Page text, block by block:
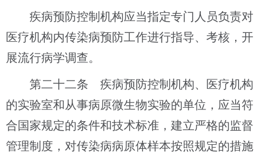
疾病预防控制机构应当指定专门人员负责对
医疗机构内传染病预防工作进行指导、考核，开
展流行病学调查。
第二十二条 疾病预防控制机构、医疗机构
的实验室和从事病原微生物实验的单位，应当符
合国家规定的条件和技术标准，建立严格的监督
管理制度，对传染病病原体样本按照规定的措施